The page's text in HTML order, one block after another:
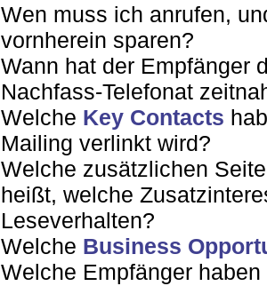
Wen muss ich anrufen,
vornherein sparen?
Wann hat der Empfänger
Nachfass-Telefonat
Welche Key Contacts
Mailing verlinkt wird?
Welche zusätzlichen
heißt, welche
Leseverhalten?
Welche Business
Welche Empfänger